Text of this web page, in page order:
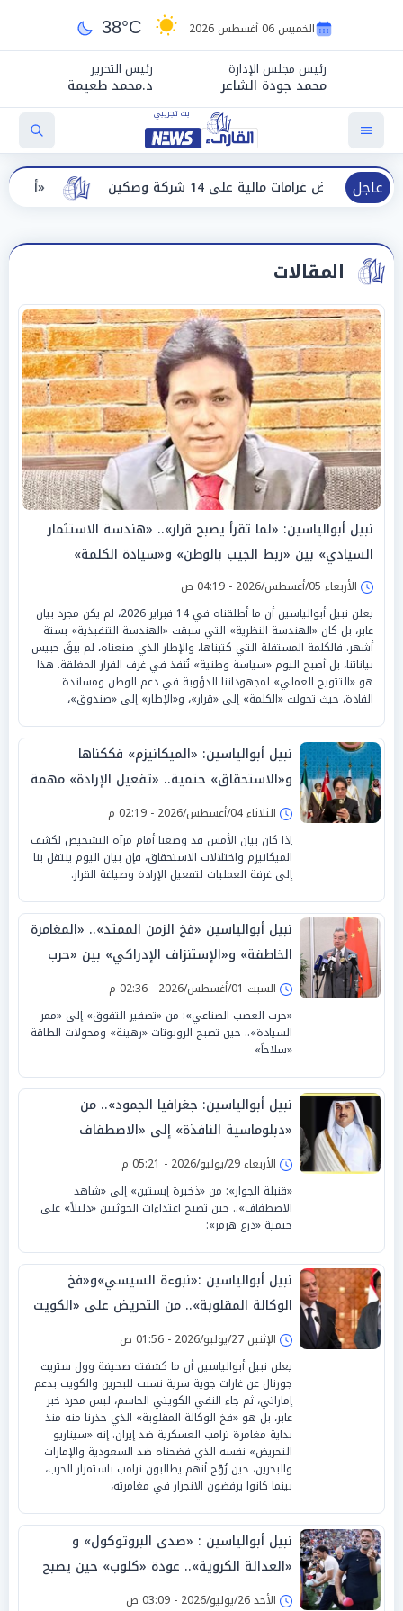
الخميس 06 أغسطس 2026 38°C
رئيس مجلس الإدارة
محمد جودة الشاعر
رئيس التحرير
د.محمد طعيمة
عاجل «أجواء صيفية مستقرة».. شركة وصكين
المقالات
نبيل أبوالياسين: «لما تقرأ يصبح قرار».. «هندسة الاستثمار
السيادي» بين «ربط الجيب بالوطن» و«سيادة الكلمة»
الأربعاء 05/أغسطس/2026 - 04:19 ص
يعلن نبيل أبوالياسين أن ما أطلقناه في 14 فبراير 2026، لم يكن مجرد بيان
عابر، بل كان «الهندسة النظرية» التي سبقت «الهندسة التنفيذية» بستة
أشهر. فالكلمة المستقلة التي كتبناها، والإطار الذي صنعناه، لم يبقَ حبيس
بياناتنا، بل أصبح اليوم «سياسة وطنية» تُنفذ في غرف القرار المغلقة. هذا
هو «التتويج العملي» لمجهوداتنا الدؤوبة في دعم الوطن ومساندة
القادة، حيث تحولت «الكلمة» إلى «قرار»، و«الإطار» إلى «صندوق»،
نبيل أبوالياسين: «الميكانيزم» فككناها
و«الاستحقاق» حتمية.. «تفعيل الإرادة» مهمة
الجامعة العربية
الثلاثاء 04/أغسطس/2026 - 02:19 م
إذا كان بيان الأمس قد وضعنا أمام مرآة التشخيص لكشف
الميكانيزم واختلالات الاستحقاق، فإن بيان اليوم ينتقل بنا
إلى غرفة العمليات لتفعيل الإرادة وصياغة القرار.
نبيل أبوالياسين «فخ الزمن الممتد».. «المغامرة
الخاطفة» و«الإستنزاف الإدراكي» بين «حرب
العصب الصناعي» والرد الصيني
السبت 01/أغسطس/2026 - 02:36 م
«حرب العصب الصناعي»: من «تصفير التفوق» إلى «ممر
السيادة».. حين تصبح الروبوتات «رهينة» ومحولات الطاقة
«سلاحاً»
نبيل أبوالياسين: جغرافيا الجمود».. من
«دبلوماسية النافذة» إلى «الاصطفاف
السيادي» حين تصبح «النتائج صفرية»
الأربعاء 29/يوليو/2026 - 05:21 م
«قنبلة الجوار»: من «ذخيرة إبستين» إلى «شاهد
الاصطفاف».. حين تصبح اعتداءات الحوثيين «دليلاً» على
حتمية «درع هرمز»:
نبيل أبوالياسين :«نبوءة السيسي»و«فخ
الوكالة المقلوبة».. من التحريض على «الكويت
و البحرين» إلى«فطام السيادة»
الإثنين 27/يوليو/2026 - 01:56 ص
يعلن نبيل أبوالياسين أن ما كشفته صحيفة وول ستريت
جورنال عن غارات جوية سرية نسبت للبحرين والكويت بدعم
إماراتي، ثم جاء النفي الكويتي الحاسم، ليس مجرد خبر
عابر، بل هو «فخ الوكالة المقلوبة» الذي حذرنا منه منذ
بداية مغامرة ترامب العسكرية ضد إيران. إنه «سيناريو
التحريض» نفسه الذي فضحناه ضد السعودية والإمارات
والبحرين، حين رُوّج أنهم يطالبون ترامب باستمرار الحرب،
بينما كانوا يرفضون الانجرار في مغامرته،
نبيل أبوالياسين : «صدى البروتوكول» و
«العدالة الكروية».. عودة «كلوب» حين يصبح
«المنقذ شاهداً»
الأحد 26/يوليو/2026 - 03:09 ص